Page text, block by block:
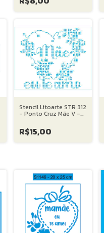
Stencil Litoarte STR 312
- Ponto Cruz Mãe V -
R$15,00